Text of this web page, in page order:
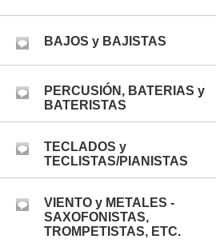
BAJOS y BAJISTAS
PERCUSIÓN, BATERIAS y
BATERISTAS
TECLADOS y
TECLISTAS/PIANISTAS
VIENTO y METALES -
SAXOFONISTAS,
TROMPETISTAS, ETC.